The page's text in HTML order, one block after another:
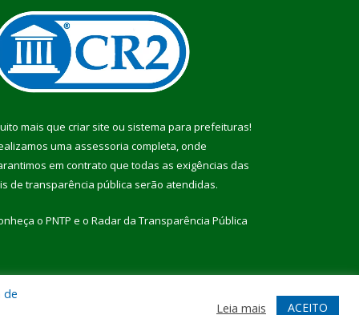
mais que criar site ou sistema para prefeituras!
uma assessoria completa, onde
em contrato que todas as exigências das
de transparência pública serão atendidas.
o PNTP e o Radar da Transparência Pública
Acessar Webmail
de
Leia mais ACEITO